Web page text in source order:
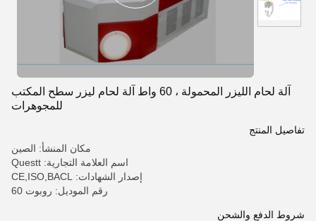
آلة لحام الليزر المحمولة ، 60 واط آلة لحام ليزر سطح المكتب
للمجوهرات
تفاصيل المنتج
مكان المنشأ: الصين
اسم العلامة التجارية: Questt
إصدار الشهادات: CE,ISO,BACL
رقم الموديل: روبوت 60
شروط الدفع والشحن